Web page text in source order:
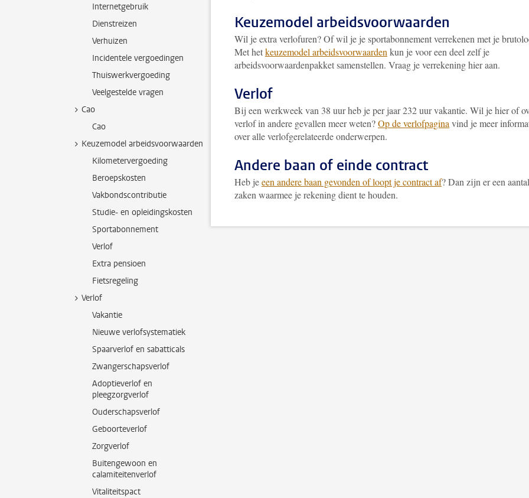
Internetgebruik
Dienstreizen
Verhuizen
Incidentele vergoedingen
Thuiswerkvergoeding
Veelgestelde vragen
Cao
Cao
Keuzemodel arbeidsvoorwaarden
Kilometervergoeding
Beroepskosten
Vakbondscontributie
Studie- en opleidingskosten
Sportabonnement
Verlof
Extra pensioen
Fietsregeling
Verlof
Vakantie
Nieuwe verlofsystematiek
Spaarverlof en sabatticals
Zwangerschapsverlof
Adoptieverlof en
pleegzorgverlof
Ouderschapsverlof
Geboorteverlof
Zorgverlof
Buitengewoon en
calamiteitenverlof
Vitaliteitspact
Keuzemodel arbeidsvoorwaarden
Wil je extra verlofuren? Of wil je je sportabonnement verrekenen met je
Met hetkeuzemodel arbeidsvoorwaarden kun je voor een deel zelf je
arbeidsvoorwaardenpakket samenstellen. Vraag je verrekening hier aan.
Verlof
Bij een werkweek van 38 uur heb je per jaar 232 uur vakantie. Wil je hier of
verlof in andere gevallen meer weten?Op de verlofpagina vind je meer
over alle verlofgerelateerde onderwerpen.
Andere baan of einde contract
Heb jeeen andere baan gevonden of loopt je contract af? Dan zijn er een aantal
zaken waarmee je rekening dient te houden.